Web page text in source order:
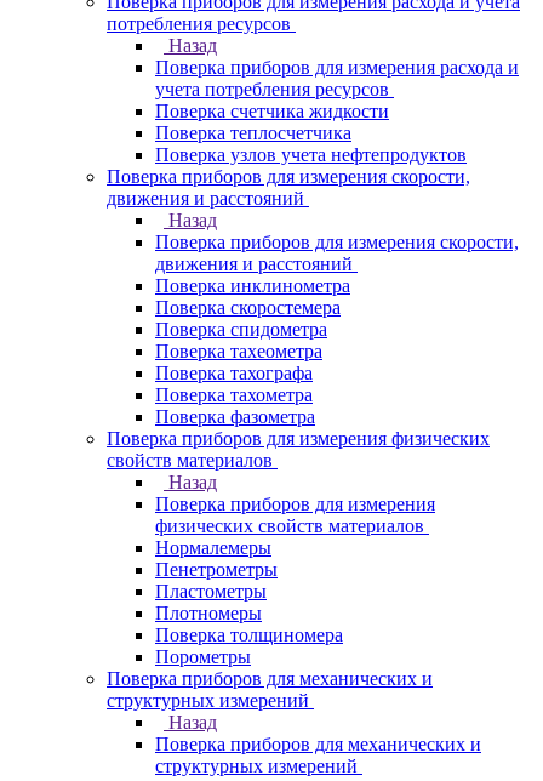
потребления ресурсов
Назад
Поверка приборов для измерения расхода и
учета потребления ресурсов
Поверка счетчика жидкости
Поверка теплосчетчика
Поверка узлов учета нефтепродуктов
Поверка приборов для измерения скорости,
движения и расстояний
Назад
Поверка приборов для измерения скорости,
движения и расстояний
Поверка инклинометра
Поверка скоростемера
Поверка спидометра
Поверка тахеометра
Поверка тахографа
Поверка тахометра
Поверка фазометра
Поверка приборов для измерения физических
свойств материалов
Назад
Поверка приборов для измерения
физических свойств материалов
Нормалемеры
Пенетрометры
Пластометры
Плотномеры
Поверка толщиномера
Порометры
Поверка приборов для механических и
структурных измерений
Назад
Поверка приборов для механических и
структурных измерений